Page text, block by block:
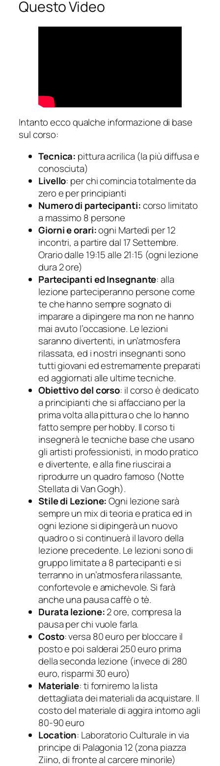
Questo Video
Intanto ecco qualche informazione di base
sul corso:
Tecnica: pittura acrilica (la più diffusa e
conosciuta)
Livello: per chi comincia totalmente da
zero e per principianti
Numero di partecipanti:corso limitato
a massimo 8 persone
Giorni e orari:ogni Martedì per 12
incontri, a partire dal 17 Settembre.
Orario dalle 19:15 alle 21:15 (ogni lezione
dura 2 ore)
Partecipanti ed Insegnante: alla
lezione parteciperanno persone come
te che hanno sempre sognato di
imparare a dipingere ma non ne hanno
mai avuto l’occasione. Le lezioni
saranno divertenti, in un’atmosfera
rilassata, ed i nostri insegnanti sono
tutti giovani ed estremamente preparati
ed aggiornati alle ultime tecniche.
Obiettivo del corso: il corso è dedicato
a principianti che si affacciano per la
prima volta alla pittura o che lo hanno
fatto sempre per hobby. Il corso ti
insegnerà le tecniche base che usano
gli artisti professionisti, in modo pratico
e divertente, e alla fine riuscirai a
riprodurre un quadro famoso (Notte
Stellata di Van Gogh).
Stile di Lezione:Ogni lezione sarà
sempre un mix di teoria e pratica ed in
ogni lezione si dipingerà un nuovo
quadro o si continuerà il lavoro della
lezione precedente. Le lezioni sono di
gruppo limitate a 8 partecipanti e si
terranno in un’atmosfera rilassante,
confortevole e amichevole. Si farà
anche una pausa caffè o tè.
Durata lezione:2 ore, compresa la
pausa per chi vuole farla.
Costo: versa 80 euro per bloccare il
posto e poi salderai 250 euro prima
della seconda lezione (invece di 280
euro, risparmi 30 euro)
Materiale: ti forniremo la lista
dettagliata dei materiali da acquistare. Il
costo del materiale di aggira intorno agli
80-90 euro
Location: Laboratorio Culturale in via
principe di Palagonia 12 (zona piazza
Ziino, di fronte al carcere minorile)